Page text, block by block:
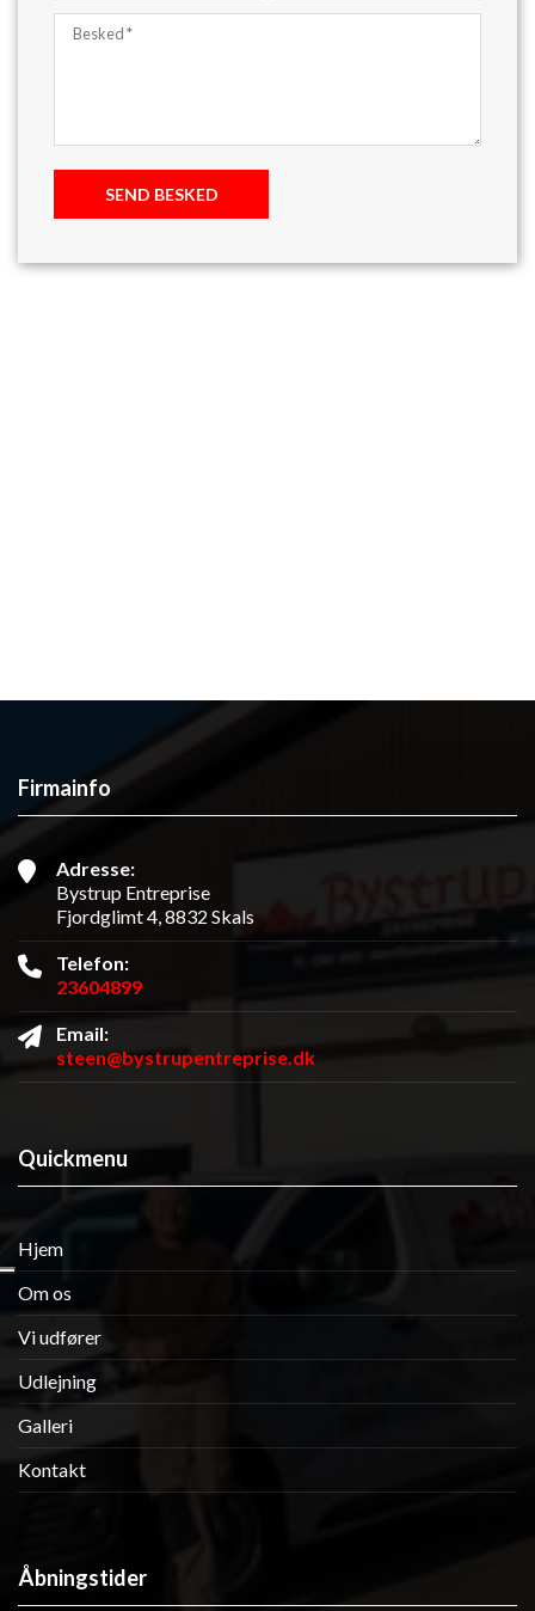
Firmainfo
Adresse:
Bystrup Entreprise
Fjordglimt 4, 8832 Skals
Telefon:
23604899
Email:
steen@bystrupentreprise.dk
Quickmenu
Hjem
Om os
Vi udfører
Udlejning
Galleri
Kontakt
Åbningstider